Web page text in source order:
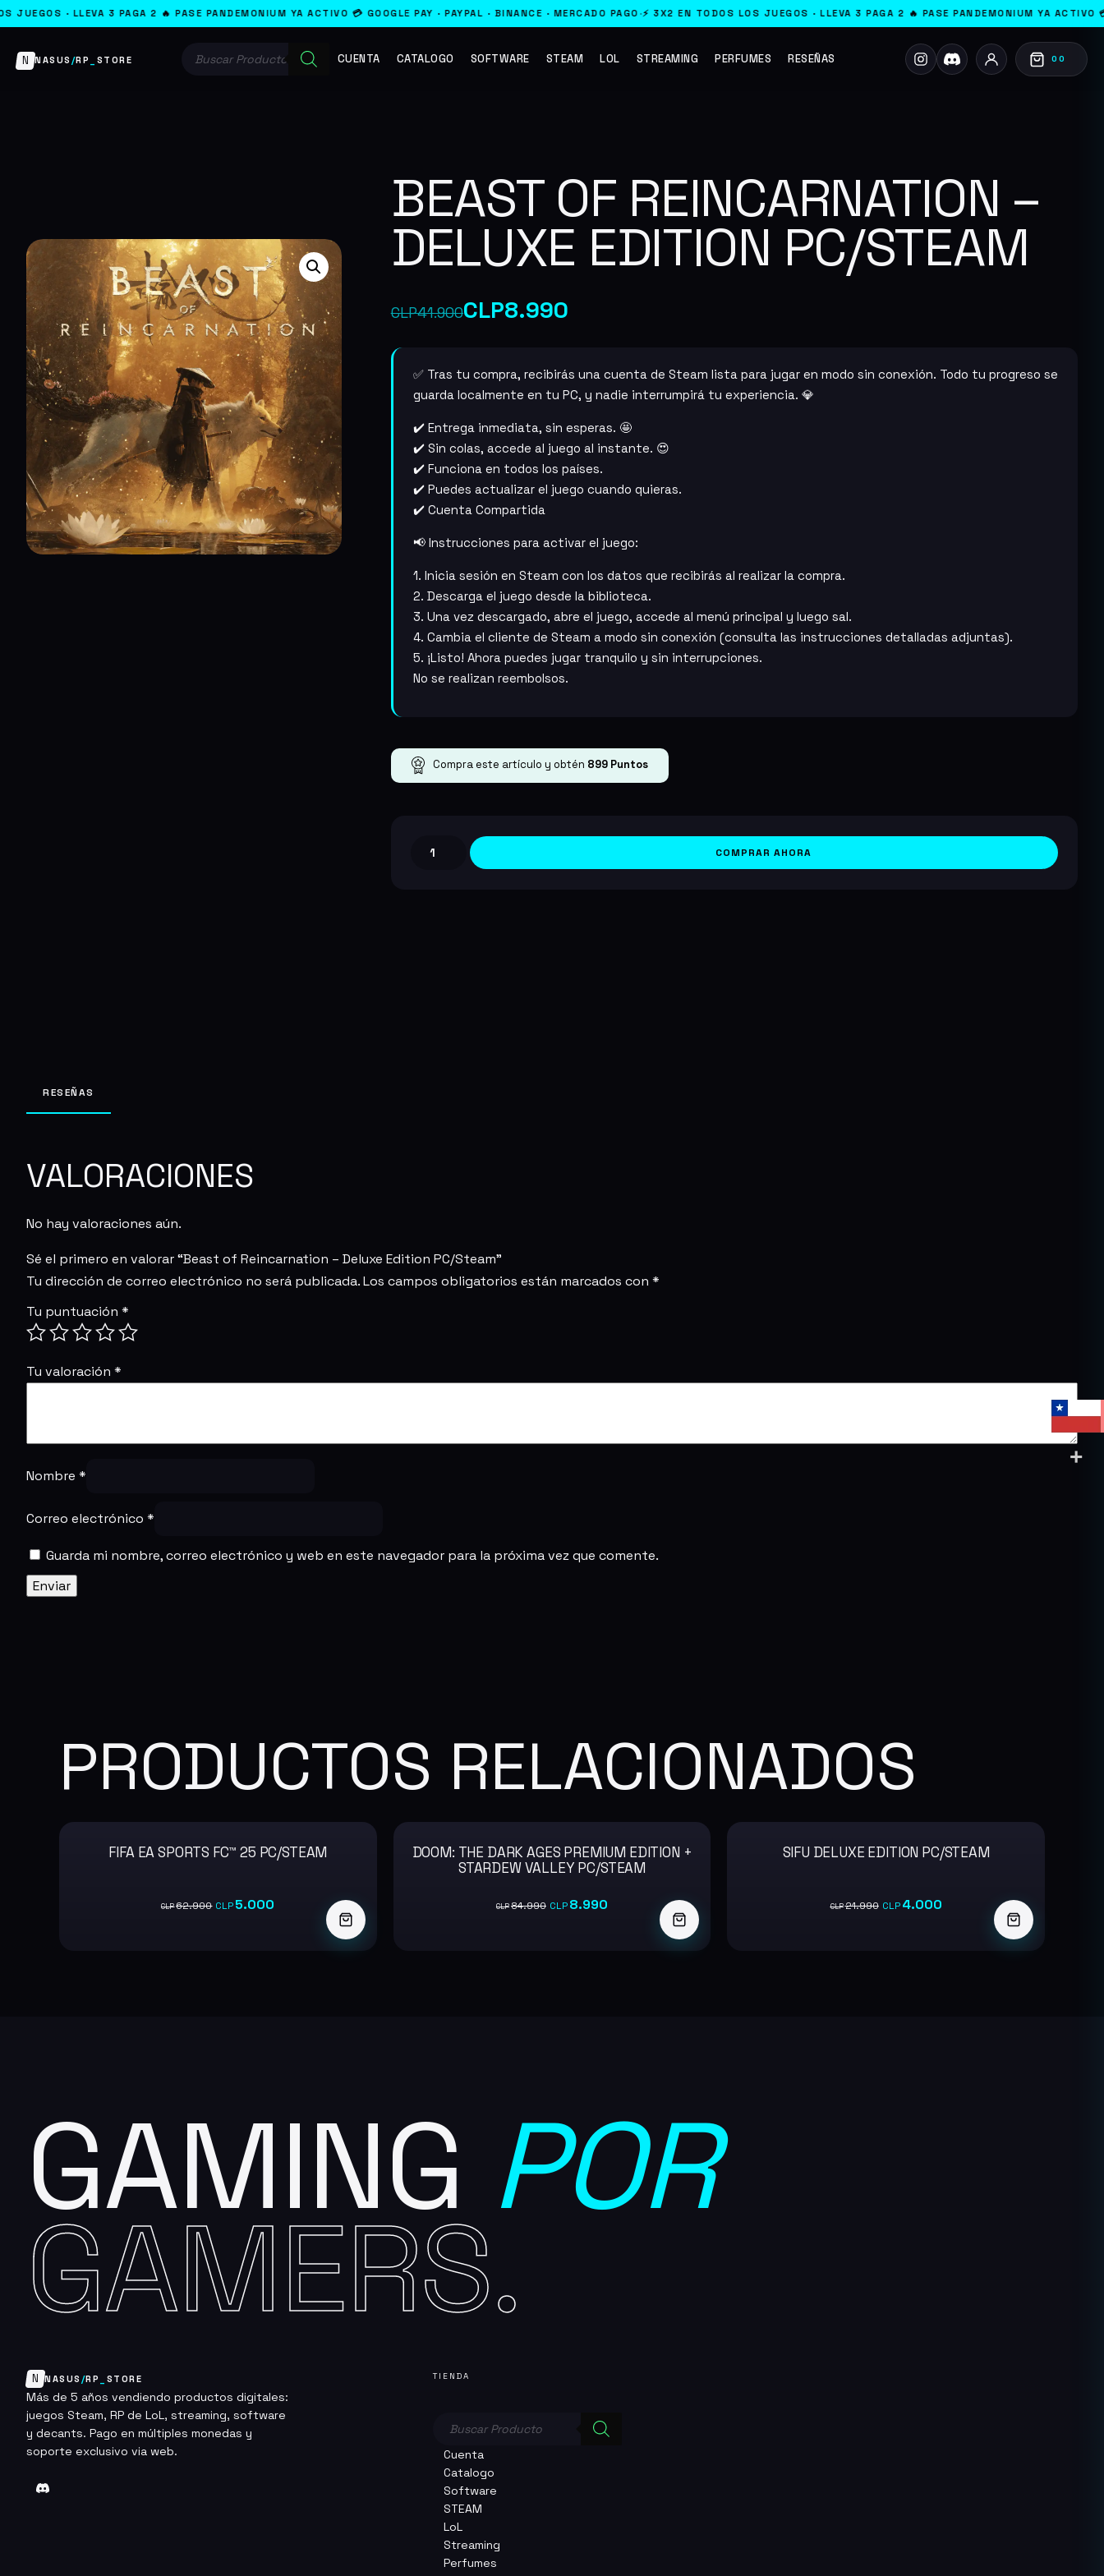
2 🔥 PASE PANDEMONIUM YA ACTIVO 💳 GOOGLE PAY · PAYPAL · BINANCE · MERCADO PAGO·⚡ 3X2 EN TODOS LOS JUEGOS · LLEVA 3 PAGA 2 🔥 PASE PANDEMONIUM YA ACTIVO 💳 GOOGLE PAY ·
N NASUS /RP STORE de CUENTA CATALOGO SOFTWARE STEAM LOL STREAMING PERFUMES RESEÑAS 00
BEAST OF REINCARNATION –
DELUXE EDITION PC/STEAM
CLP41.900
El
precio
original
era:
CLP41.900.
CLP8.990
El
precio
actual
es:
CLP8.990.
✅ Tras tu compra, recibirás una cuenta de Steam lista para jugar en modo sin conexión. Todo tu progreso se
guarda localmente en tu PC, y nadie interrumpirá tu experiencia. 💎
✔️ Entrega inmediata, sin esperas. 🤩
✔️ Sin colas, accede al juego al instante. 😍
✔️ Funciona en todos los países.
✔️ Puedes actualizar el juego cuando quieras.
✔️ Cuenta Compartida
📢 Instrucciones para activar el juego:
1. Inicia sesión en Steam con los datos que recibirás al realizar la compra.
2. Descarga el juego desde la biblioteca.
3. Una vez descargado, abre el juego, accede al menú principal y luego sal.
4. Cambia el cliente de Steam a modo sin conexión (consulta las instrucciones detalladas adjuntas).
5. ¡Listo! Ahora puedes jugar tranquilo y sin interrupciones.
No se realizan reembolsos.
Compra este artículo y obtén 899Puntos
Beast
COMPRAR AHORA
RESEÑAS
VALORACIONES
No hay valoraciones aún.
Sé el primero en valorar “Beast of Reincarnation – Deluxe Edition PC/Steam”
Tu dirección de correo electrónico no será publicada.Los campos obligatorios están marcados con *
Tu puntuación *
Tu valoración *
Nombre *
Correo electrónico *
Guarda mi nombre, correo electrónico y web en este navegador para la próxima vez que comente.
PRODUCTOS RELACIONADOS
-92%
FIFA EA SPORTS FC™ 25 PC/STEAM
CLP62.900 CLP5.000
-89%
DOOM: THE DARK AGES PREMIUM EDITION +
STARDEW VALLEY PC/STEAM
CLP84.990 CLP8.990
-82%
SIFU DELUXE EDITION PC/STEAM
CLP21.990 CLP 4.000
GAMING POR
GAMERS.
N NASUS /RP STORE
Más de 5 años vendiendo productos digitales:
juegos Steam, RP de LoL, streaming, software
y decants. Pago en múltiples monedas y
soporte exclusivo via web.
TIENDA
Cuenta
Catalogo
Software
STEAM
LoL
Streaming
Perfumes